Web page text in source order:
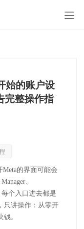
始的账户设
完整操作指
Meta的界面可能会
、
每个入口进去都是
只讲操作：从零开
。